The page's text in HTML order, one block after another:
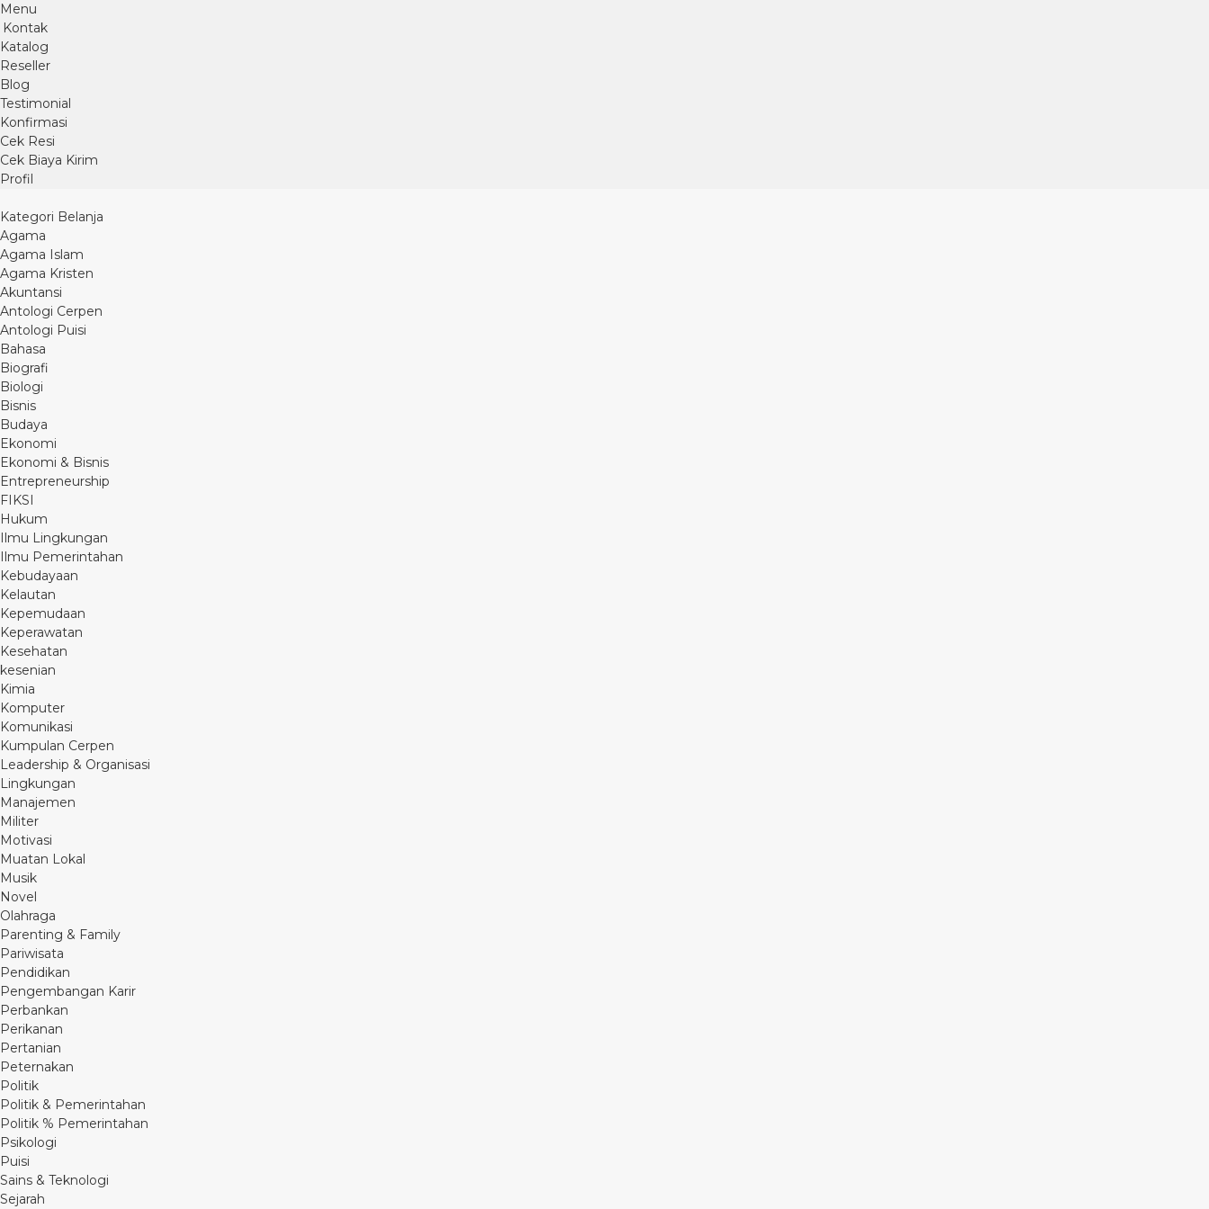
Menu
Kontak
Katalog
Reseller
Blog
Testimonial
Konfirmasi
Cek Resi
Cek Biaya Kirim
Profil
Kategori Belanja
Agama
Agama Islam
Agama Kristen
Akuntansi
Antologi Cerpen
Antologi Puisi
Bahasa
Biografi
Biologi
Bisnis
Budaya
Ekonomi
Ekonomi & Bisnis
Entrepreneurship
FIKSI
Hukum
Ilmu Lingkungan
Ilmu Pemerintahan
Kebudayaan
Kelautan
Kepemudaan
Keperawatan
Kesehatan
kesenian
Kimia
Komputer
Komunikasi
Kumpulan Cerpen
Leadership & Organisasi
Lingkungan
Manajemen
Militer
Motivasi
Muatan Lokal
Musik
Novel
Olahraga
Parenting & Family
Pariwisata
Pendidikan
Pengembangan Karir
Perbankan
Perikanan
Pertanian
Peternakan
Politik
Politik & Pemerintahan
Politik % Pemerintahan
Psikologi
Puisi
Sains & Teknologi
Sejarah